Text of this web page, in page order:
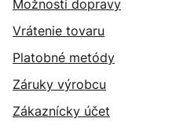
Možnosti dopravy
Vrátenie tovaru
Platobné metódy
Záruky výrobcu
Zákaznícky účet